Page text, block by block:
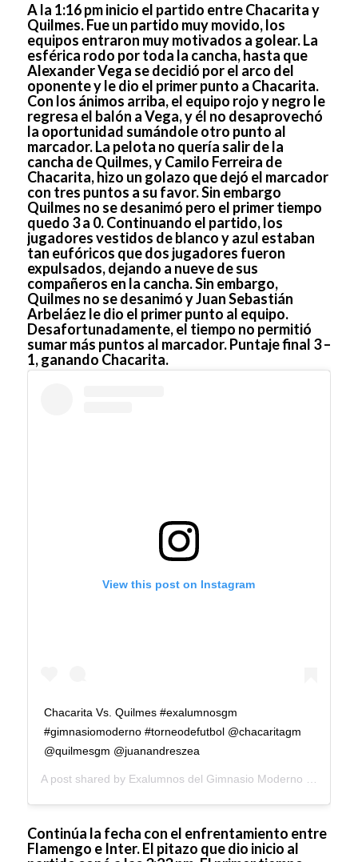
A la 1:16 pm inicio el partido entre Chacarita y
Quilmes. Fue un partido muy movido, los
equipos entraron muy motivados a golear. La
esférica rodo por toda la cancha, hasta que
Alexander Vega se decidió por el arco del
oponente y le dio el primer punto a Chacarita.
Con los ánimos arriba, el equipo rojo y negro le
regresa el balón a Vega, y él no desaprovechó
la oportunidad sumándole otro punto al
marcador. La pelota no quería salir de la
cancha de Quilmes, y Camilo Ferreira de
Chacarita, hizo un golazo que dejó el marcador
con tres puntos a su favor. Sin embargo
Quilmes no se desanimó pero el primer tiempo
quedo 3 a 0. Continuando el partido, los
jugadores vestidos de blanco y azul estaban
tan eufóricos que dos jugadores fueron
expulsados, dejando a nueve de sus
compañeros en la cancha. Sin embargo,
Quilmes no se desanimó y Juan Sebastián
Arbeláez le dio el primer punto al equipo.
Desafortunadamente, el tiempo no permitió
sumar más puntos al marcador. Puntaje final 3 –
1, ganando Chacarita.
View this post on Instagram
Chacarita Vs. Quilmes #exalumnosgm
#gimnasiomoderno #torneodefutbol @chacaritagm
@quilmesgm @juanandreszea
A post shared by Exalumnos del Gimnasio Moderno
Continúa la fecha con el enfrentamiento entre
Flamengo e Inter. El pitazo que dio inicio al